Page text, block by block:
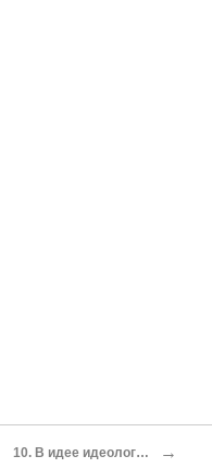
10. В идее идеологии и утопии содержится попытка постигнуть реальность →